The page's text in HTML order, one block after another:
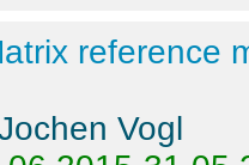
reference
Vogl